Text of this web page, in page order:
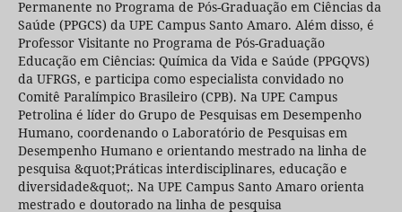
Permanente no Programa de Pós-Graduação em Ciências da
Saúde (PPGCS) da UPE Campus Santo Amaro. Além disso, é
Professor Visitante no Programa de Pós-Graduação
Educação em Ciências: Química da Vida e Saúde (PPGQVS)
da UFRGS, e participa como especialista convidado no
Comitê Paralímpico Brasileiro (CPB). Na UPE Campus
Petrolina é líder do Grupo de Pesquisas em Desempenho
Humano, coordenando o Laboratório de Pesquisas em
Desempenho Humano e orientando mestrado na linha de
pesquisa &quot;Práticas interdisciplinares, educação e
diversidade&quot;. Na UPE Campus Santo Amaro orienta
mestrado e doutorado na linha de pesquisa